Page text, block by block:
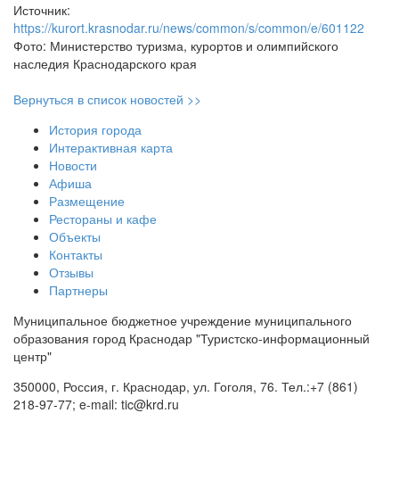
Источник:
https://kurort.krasnodar.ru/news/common/s/common/e/601122
Фото: Министерство туризма, курортов и олимпийского
наследия Краснодарского края
Вернуться в список новостей >>
История города
Интерактивная карта
Новости
Афиша
Размещение
Рестораны и кафе
Объекты
Контакты
Отзывы
Партнеры
Муниципальное бюджетное учреждение муниципального
образования город Краснодар "Туристско-информационный
центр"
350000, Россия, г. Краснодар, ул. Гоголя, 76. Тел.:+7 (861)
218-97-77; e-mail: tic@krd.ru